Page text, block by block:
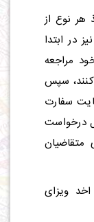
هر نوع از
در ابتدا
مراجعه
سپس
سفارت
درخواست
15 روز برای متقاضیان
ویزای